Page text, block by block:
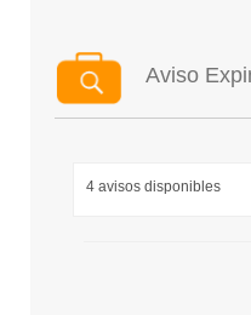
Aviso
4 avisos disponibles